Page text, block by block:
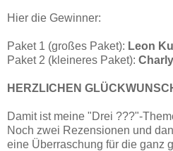
Hier die Gewinner:
Paket 1 (großes Paket): Leon
Paket 2 (kleineres Paket): Charly
HERZLICHEN
Damit ist meine "Drei ???"-
Noch zwei Rezensionen und
eine Überraschung für die ganz